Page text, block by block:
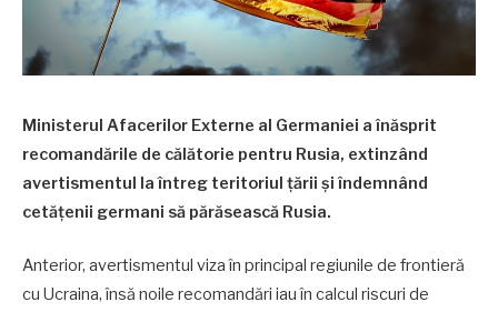
Ministerul Afacerilor Externe al Germaniei a înăsprit
recomandările de călătorie pentru Rusia, extinzând
avertismentul la întreg teritoriul țării și îndemnând
cetățenii germani să părăsească Rusia.
Anterior, avertismentul viza în principal regiunile de frontieră
cu Ucraina, însă noile recomandări iau în calcul riscuri de